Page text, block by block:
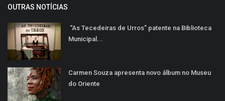
OUTRAS NOTÍCIAS
“As Tecedeiras de Urros” patente na Biblioteca
Municipal...
Carmen Souza apresenta novo álbum no Museu
do Oriente